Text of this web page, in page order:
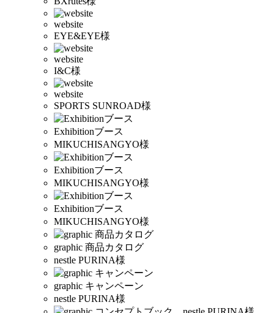
website
EYE&EYE様
website
I&C様
website
SPORTS SUNROAD様
Exhibitionブース
MIKUCHISANGYO様
Exhibitionブース
MIKUCHISANGYO様
Exhibitionブース
MIKUCHISANGYO様
graphic 商品カタログ
nestle PURINA様
graphic キャンペーン
nestle PURINA様